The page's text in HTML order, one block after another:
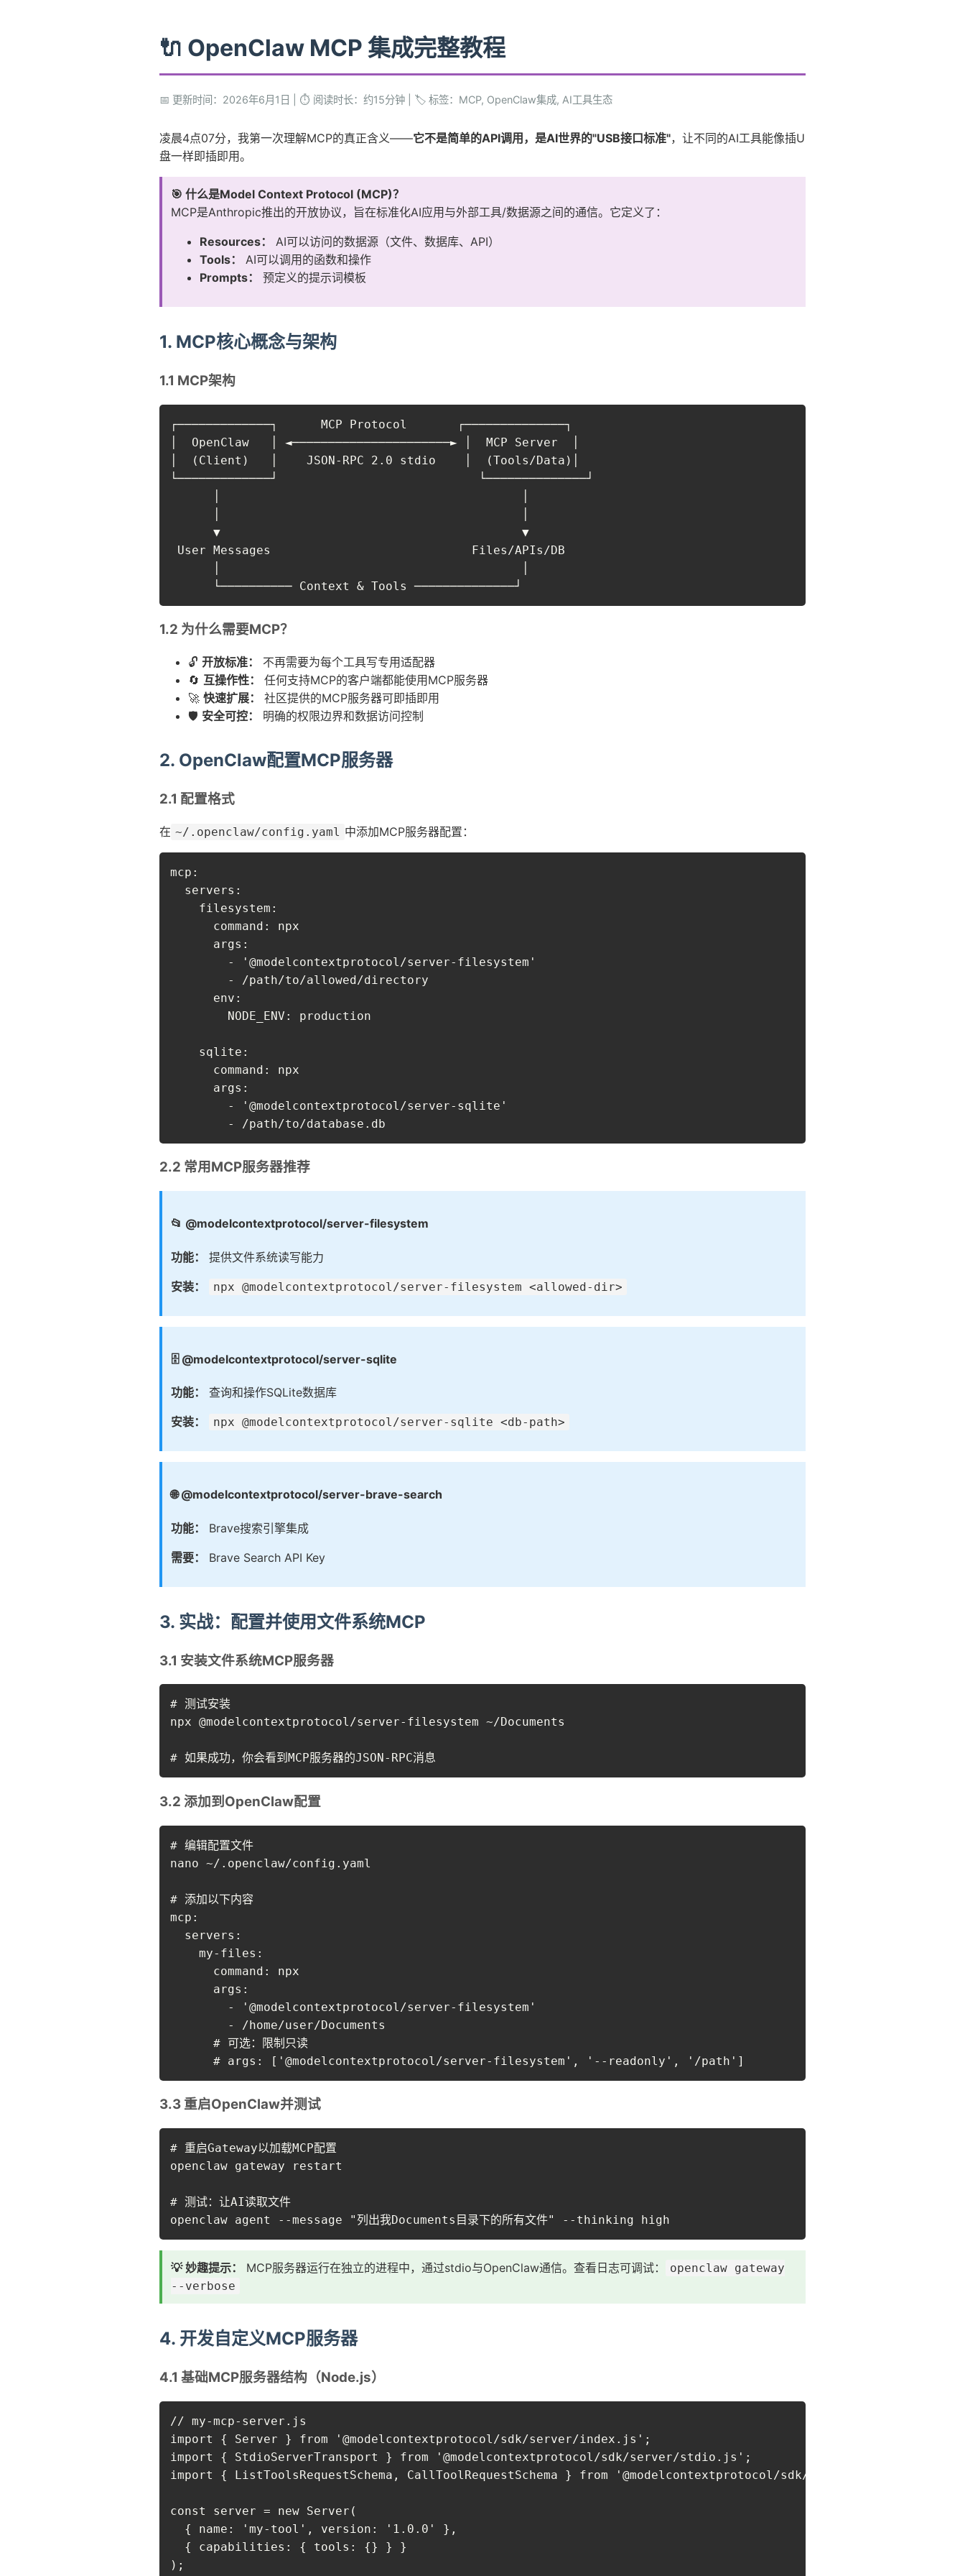
🔌 OpenClaw MCP 集成完整教程
📅 更新时间：2026年6月1日 ⏱️ 阅读时长：约15分钟 🏷️ 标签：MCP, OpenClaw集成, AI工具生态
凌晨4点07分，我第一次理解MCP的真正含义——它不是简单的API调用，是AI世界的"USB接口标准"，让不同的AI工具能像插U
盘一样即插即用。
🎯 什么是Model Context Protocol (MCP)？
MCP是Anthropic推出的开放协议，旨在标准化AI应用与外部工具/数据源之间的通信。它定义了：
Resources：
AI可以访问的数据源（文件、数据库、API）
Tools：
AI可以调用的函数和操作
Prompts：
预定义的提示词模板
1. MCP核心概念与架构
1.1 MCP架构
┌─────────────┐      MCP Protocol       ┌──────────────┐
│  OpenClaw   │ ◄──────────────────────► │  MCP Server  │
│  (Client)   │    JSON-RPC 2.0 stdio    │  (Tools/Data)│
└─────────────┘                            └──────────────┘
      ▼                                          ▼
User Messages                            Files/APIs/DB
      └────────── Context & Tools ──────────────┘
1.2 为什么需要MCP？
🔓 开放标准：
不再需要为每个工具写专用适配器
🔄 互操作性：
任何支持MCP的客户端都能使用MCP服务器
🚀 快速扩展：
社区提供的MCP服务器可即插即用
🛡️ 安全可控： 明确的权限边界和数据访问控制
2. OpenClaw配置MCP服务器
2.1 配置格式
在 ~/.openclaw/config.yaml 中添加MCP服务器配置：
mcp:
  servers:
    filesystem:
      command: npx
      args:
        - '@modelcontextprotocol/server-filesystem'
        - /path/to/allowed/directory
      env:
        NODE_ENV: production
    sqlite:
      command: npx
      args:
        - '@modelcontextprotocol/server-sqlite'
        - /path/to/database.db
2.2 常用MCP服务器推荐
📂 @modelcontextprotocol/server-filesystem
功能： 提供文件系统读写能力
安装： npx @modelcontextprotocol/server-filesystem <allowed-dir>
🗄️ @modelcontextprotocol/server-sqlite
功能： 查询和操作SQLite数据库
安装： npx @modelcontextprotocol/server-sqlite <db-path>
🌐 @modelcontextprotocol/server-brave-search
功能： Brave搜索引擎集成
需要： Brave Search API Key
3. 实战：配置并使用文件系统MCP
3.1 安装文件系统MCP服务器
# 测试安装
npx @modelcontextprotocol/server-filesystem ~/Documents
# 如果成功，你会看到MCP服务器的JSON-RPC消息
3.2 添加到OpenClaw配置
# 编辑配置文件
nano ~/.openclaw/config.yaml
# 添加以下内容
mcp:
  servers:
    my-files:
      command: npx
      args:
        - '@modelcontextprotocol/server-filesystem'
        - /home/user/Documents
      # 可选：限制只读
      # args: ['@modelcontextprotocol/server-filesystem', '--readonly', '/path']
3.3 重启OpenClaw并测试
# 重启Gateway以加载MCP配置
openclaw gateway restart
# 测试：让AI读取文件
openclaw agent --message "列出我Documents目录下的所有文件" --thinking high
💡 妙趣提示： MCP服务器运行在独立的进程中，通过stdio与OpenClaw通信。查看日志可调试：
openclaw gateway
--verbose
4. 开发自定义MCP服务器
4.1 基础MCP服务器结构（Node.js）
// my-mcp-server.js
import { Server } from '@modelcontextprotocol/sdk/server/index.js';
import { StdioServerTransport } from '@modelcontextprotocol/sdk/server/stdio.js';
import { ListToolsRequestSchema, CallToolRequestSchema } from '@modelcontextprotocol/sdk/types.js';
const server = new Server(
  { name: 'my-tool', version: '1.0.0' },
  { capabilities: { tools: {} } }
);